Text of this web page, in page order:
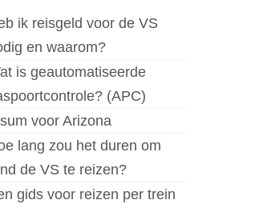
ik reisgeld voor de VS
en waarom?
is geautomatiseerde
(APC)
voor Arizona
lang zou het duren om
de VS te reizen?
gids voor reizen per trein